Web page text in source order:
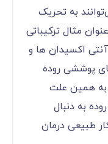
به تحریک
مثال ترکیباتی
آنتی اکسیدان ها و
پوششی روده
همین علت
به دنبال
طبیعی درمان